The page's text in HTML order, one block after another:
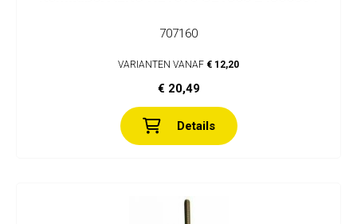
707160
VARIANTEN VANAF € 12,20
€ 20,49
Details